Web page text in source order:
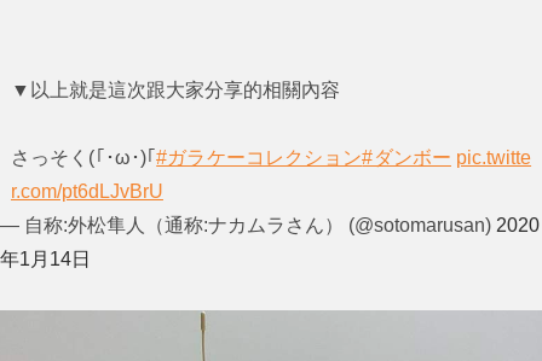
▼以上就是這次跟大家分享的相關內容
さっそく(｢･ω･)｢#ガラケーコレクション#ダンボー pic.twitte
r.com/pt6dLJvBrU
— 自称:外松隼人（通称:ナカムラさん） (@sotomarusan) 2020
年1月14日